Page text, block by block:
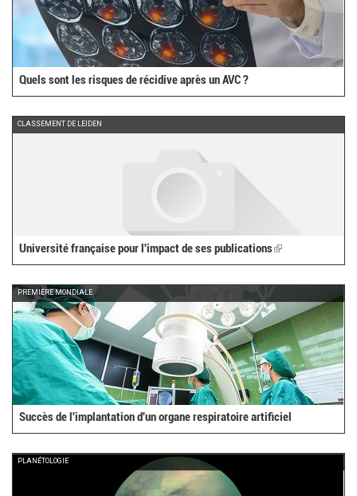
Quels sont les risques de récidive après un AVC ?
CLASSEMENT DE LEIDEN
Université française pour l'impact de ses publications(link
is
PREMIÈRE MONDIALE
Succès de l'implantation d'un organe respiratoire artificiel
PLANÉTOLOGIE